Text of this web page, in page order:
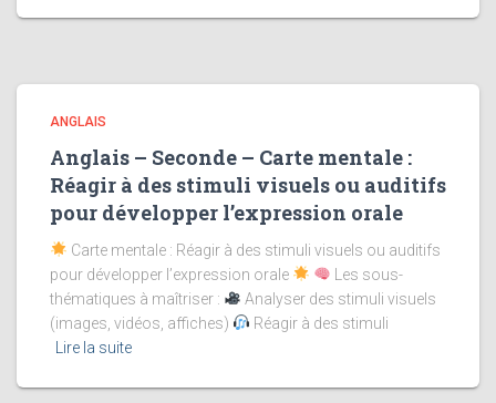
ANGLAIS
Anglais – Seconde – Carte mentale :
Réagir à des stimuli visuels ou auditifs
pour développer l’expression orale
Carte mentale : Réagir à des stimuli visuels ou auditifs
pour développer l’expression orale
Les sous-
thématiques à maîtriser :
Analyser des stimuli visuels
(images, vidéos, affiches)
Réagir à des stimuli
Lire la suite